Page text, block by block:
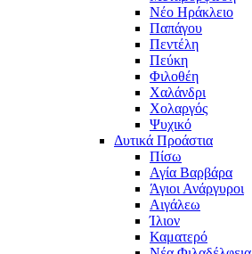
Νέο Ηράκλειο
Παπάγου
Πεντέλη
Πεύκη
Φιλοθέη
Χαλάνδρι
Χολαργός
Ψυχικό
Δυτικά Προάστια
Πίσω
Αγία Βαρβάρα
Άγιοι Ανάργυροι
Αιγάλεω
Ίλιον
Καματερό